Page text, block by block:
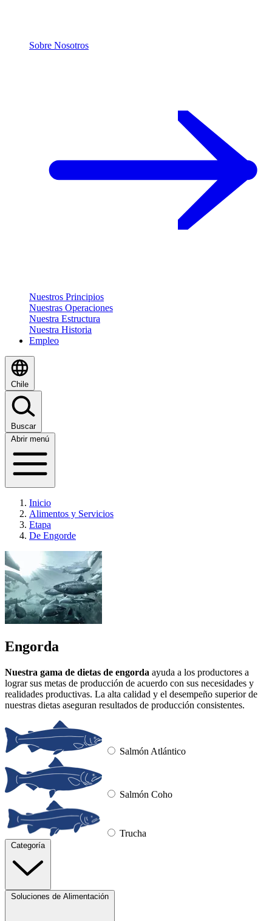
Sobre Nosotros
Nuestros Principios
Nuestras Operaciones
Nuestra Estructura
Nuestra Historia
Empleo
Chile
Buscar
Abrir menú
Inicio
Alimentos y Servicios
Etapa
De Engorde
Engorda
Nuestra gama de dietas de engorda ayuda a los productores a
lograr sus metas de producción de acuerdo con sus necesidades y
realidades productivas. La alta calidad y el desempeño superior de
nuestras dietas aseguran resultados de producción consistentes.
Salmón Atlántico
Salmón Coho
Trucha
Categoría
Soluciones de Alimentación